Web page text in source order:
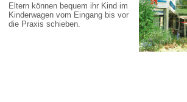
Eltern können bequem ihr Kind im
Kinderwagen vom Eingang bis vor
die Praxis schieben.